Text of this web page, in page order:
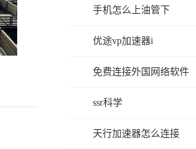
手机怎么上油管下
优途vp加速器i
免费连接外国网络软件
ssr科学
天行加速器怎么连接